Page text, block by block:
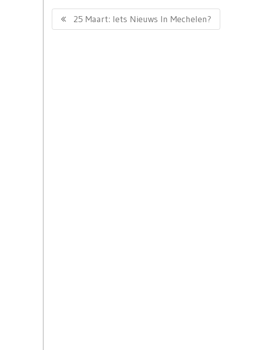
Bericht
navigatie
Previous
25 Maart: Iets Nieuws In Mechelen?